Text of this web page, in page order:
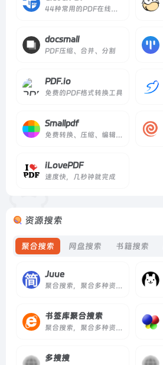
44种常用的PDF在线工具
docsmall
PDF压缩、合并、分割
PDF.io
免费的PDF格式转换工具
Smallpdf
免费转换、压缩、编辑PDF文档
iLovePDF
速度快，几秒钟就完成
资源搜索
聚合搜索 网盘搜索 书籍搜索
Juue
聚合搜索，聚合多种资源的搜索引擎。
书签库聚合搜索
聚合搜索，聚合多种资源的搜索引擎。
多搜搜